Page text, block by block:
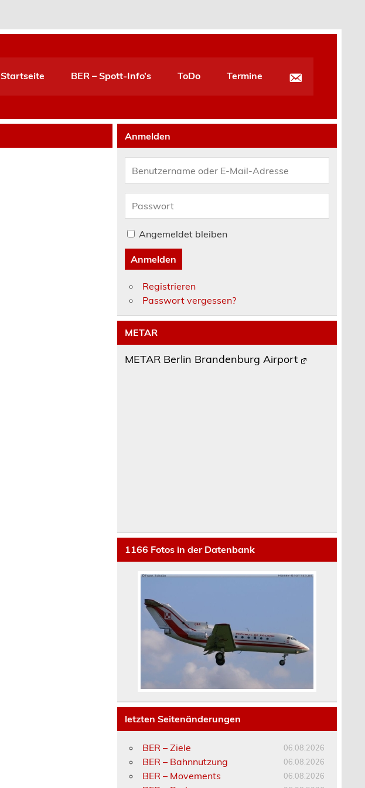
Startseite BER – Spott-Info’s ToDo Termine
Anmelden
Angemeldet bleiben
Anmelden
Registrieren
Passwort vergessen?
METAR
METAR Berlin Brandenburg Airport
1166 Fotos in der Datenbank
letzten Seitenänderungen
BER – Ziele 06.08.2026
BER – Bahnnutzung 06.08.2026
BER – Movements 06.08.2026